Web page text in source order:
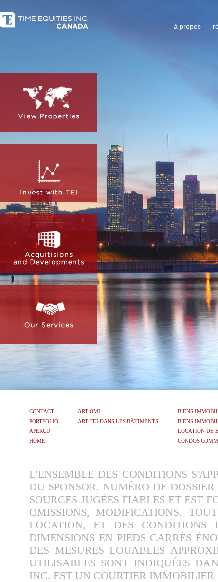
à propos
CONTACT
PORTFOLIO
APERÇU
HOME
ART OMI
ART TEI DANS LES BÂTIMENTS
BIENS
BIENS
LOCATION DE
CONDOS
L’ENSEMBLE DES CONDITIONS
DU SPONSOR. NUMÉRO DE
SOURCES JUGÉES FIABLES ET EST
OMISSIONS, MODIFICATIONS,
LOCATION, ET DES CONDITIONS
DIMENSIONS EN PIEDS CARRÉS
DES MESURES LOUABLES
UTILISABLES SONT INDIQUÉES
INC. EST UN COURTIER IMMOBILIER